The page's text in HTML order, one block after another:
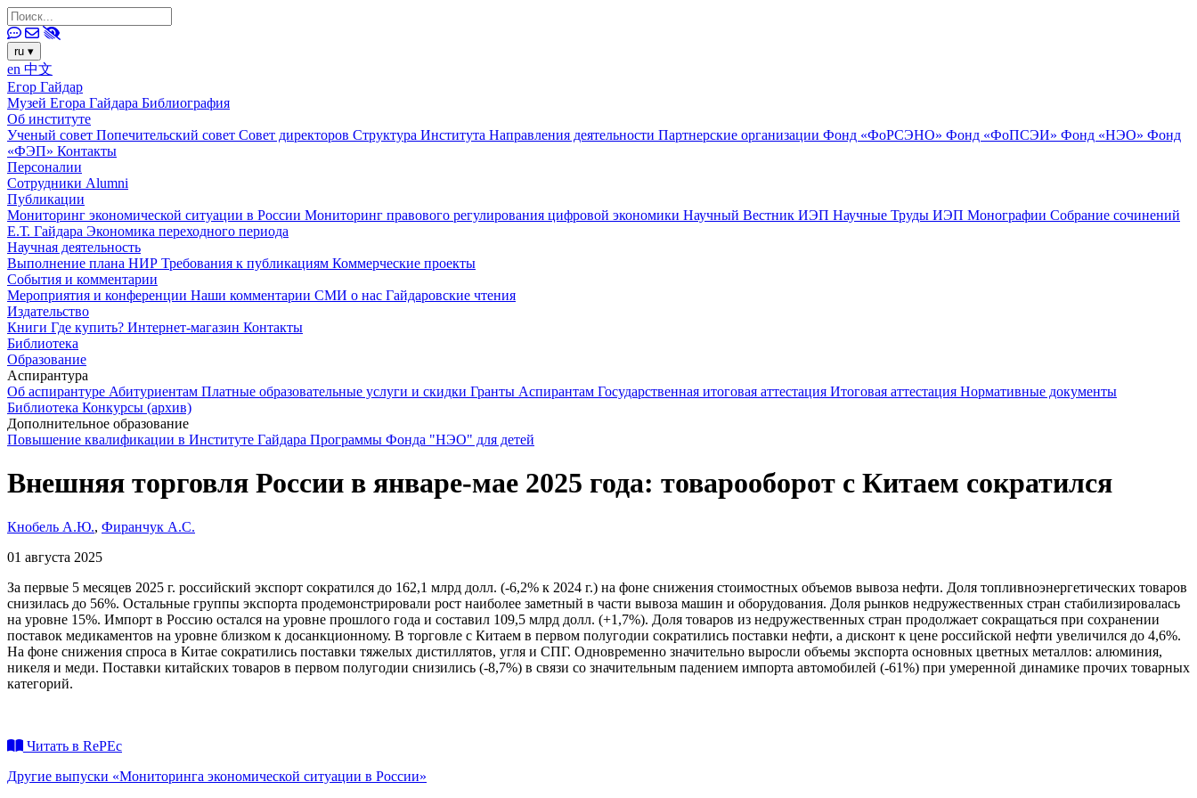
ru ▾
en 中文
Егор Гайдар
Музей Егора Гайдара Библиография
Об институте
Ученый совет Попечительский совет Совет директоров Структура Института Направления деятельности Партнерские организации Фонд «ФоРСЭНО» Фонд «ФоПСЭИ» Фонд «НЭО» Фонд
«ФЭП» Контакты
Персоналии
Сотрудники Alumni
Публикации
Мониторинг экономической ситуации в России Мониторинг правового регулирования цифровой экономики Научный Вестник ИЭП Научные Труды ИЭП Монографии Собрание сочинений
Е.Т. Гайдара Экономика переходного периода
Научная деятельность
Выполнение плана НИР Требования к публикациям Коммерческие проекты
События и комментарии
Мероприятия и конференции Наши комментарии СМИ о нас Гайдаровские чтения
Издательство
Книги Где купить? Интернет-магазин Контакты
Библиотека
Образование
Аспирантура
Об аспирантуре Абитуриентам Платные образовательные услуги и скидки Гранты Аспирантам Государственная итоговая аттестация Итоговая аттестация Нормативные документы
Библиотека Конкурсы (архив)
Дополнительное образование
Повышение квалификации в Институте Гайдара Программы Фонда "НЭО" для детей
Внешняя торговля России в январе-мае 2025 года: товарооборот с Китаем сократился
Кнобель А.Ю., Фиранчук А.С.
01 августа 2025
За первые 5 месяцев 2025 г. российский экспорт сократился до 162,1 млрд долл. (-6,2% к 2024 г.) на фоне снижения стоимостных объемов вывоза нефти. Доля топливноэнергетических товаров
снизилась до 56%. Остальные группы экспорта продемонстрировали рост наиболее заметный в части вывоза машин и оборудования. Доля рынков недружественных стран стабилизировалась
на уровне 15%. Импорт в Россию остался на уровне прошлого года и составил 109,5 млрд долл. (+1,7%). Доля товаров из недружественных стран продолжает сокращаться при сохранении
поставок медикаментов на уровне близком к досанкционному. В торговле с Китаем в первом полугодии сократились поставки нефти, а дисконт к цене российской нефти увеличился до 4,6%.
На фоне снижения спроса в Китае сократились поставки тяжелых дистиллятов, угля и СПГ. Одновременно значительно выросли объемы экспорта основных цветных металлов: алюминия,
никеля и меди. Поставки китайских товаров в первом полугодии снизились (-8,7%) в связи со значительным падением импорта автомобилей (-61%) при умеренной динамике прочих товарных
категорий.
Читать в RePEc
Другие выпуски «Мониторинга экономической ситуации в России»